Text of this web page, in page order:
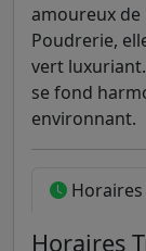
amoureux de
Poudrerie,
vert
se fond
environnant.
Horaires